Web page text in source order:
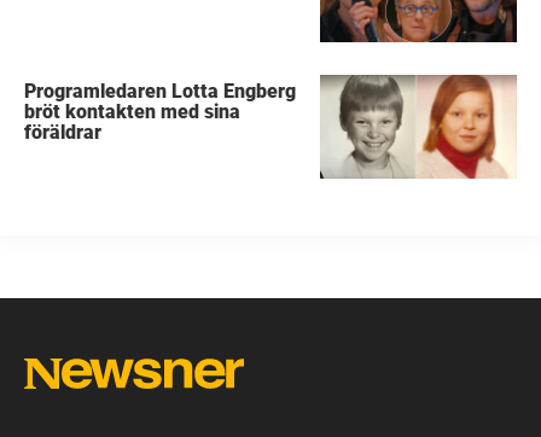
Programledaren Lotta Engberg
bröt kontakten med sina
föräldrar